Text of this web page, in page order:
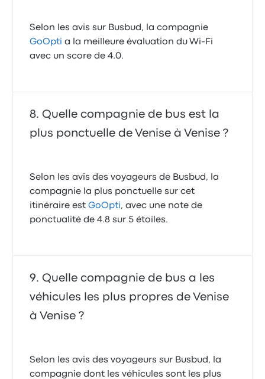
Selon les avis sur Busbud, la compagnie
GoOpti a la meilleure évaluation du Wi-Fi
avec un score de 4.0.
Quelle compagnie de bus est la
plus ponctuelle de Venise à Venise ?
Selon les avis des voyageurs de Busbud, la
compagnie la plus ponctuelle sur cet
itinéraire estGoOpti, avec une note de
ponctualité de 4.8 sur 5 étoiles.
Quelle compagnie de bus a les
véhicules les plus propres de Venise
à Venise ?
Selon les avis des voyageurs sur Busbud, la
compagnie dont les véhicules sont les plus